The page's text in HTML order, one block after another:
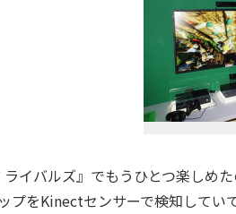
ライバルズ』でもうひとつ楽しめ
プをKinectセンサーで検知して